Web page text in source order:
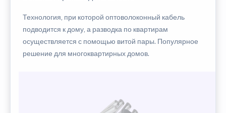
Технология, при которой оптоволоконный кабель
подводится к дому, а разводка по квартирам
осуществляется с помощью витой пары. Популярное
решение для многоквартирных домов.